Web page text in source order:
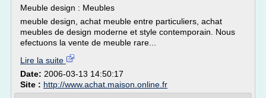
Meuble design : Meubles
meuble design, achat meuble entre particuliers, achat
meubles de design moderne et style contemporain. Nous
efectuons la vente de meuble rare...
Lire la suite
Date: 2006-03-13 14:50:17
Site : http://www.achat.maison.online.fr